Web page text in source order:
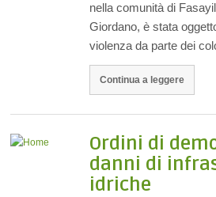
nella comunità di
Giordano, è stata
violenza da parte dei
Continua a leggere
Ordini di
danni di
idriche